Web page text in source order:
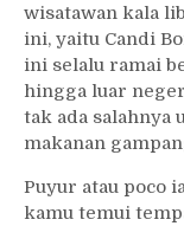
wisatawan kala
ini, yaitu Candi
ini selalu ramai
hingga luar
tak ada salahnya
makanan
Puyur atau poco
kamu temui